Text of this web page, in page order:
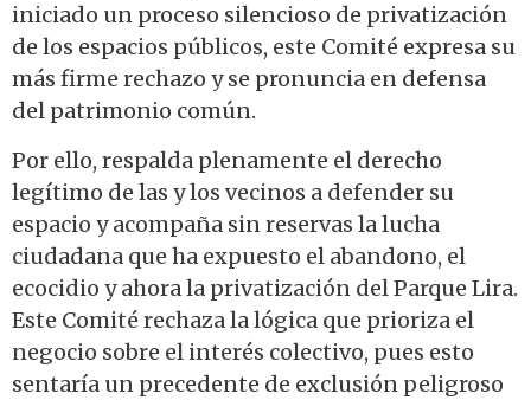
iniciado un proceso silencioso de privatización
de los espacios públicos, este Comité expresa su
más firme rechazo y se pronuncia en defensa
del patrimonio común.
Por ello, respalda plenamente el derecho
legítimo de las y los vecinos a defender su
espacio y acompaña sin reservas la lucha
ciudadana que ha expuesto el abandono, el
ecocidio y ahora la privatización del Parque Lira.
Este Comité rechaza la lógica que prioriza el
negocio sobre el interés colectivo, pues esto
sentaría un precedente de exclusión peligroso